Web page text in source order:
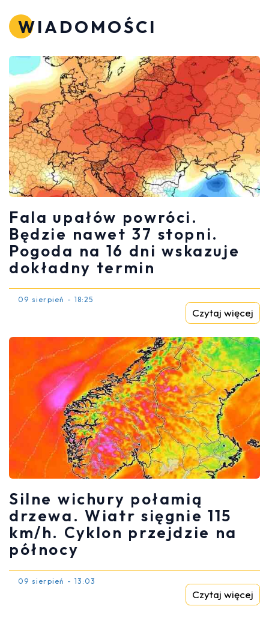
WIADOMOŚCI
Fala upałów powróci.
Będzie nawet 37 stopni.
Pogoda na 16 dni wskazuje
dokładny termin
09 sierpień - 18:25
Czytaj więcej
Silne wichury połamią
drzewa. Wiatr sięgnie 115
km/h. Cyklon przejdzie na
północy
09 sierpień - 13:03
Czytaj więcej